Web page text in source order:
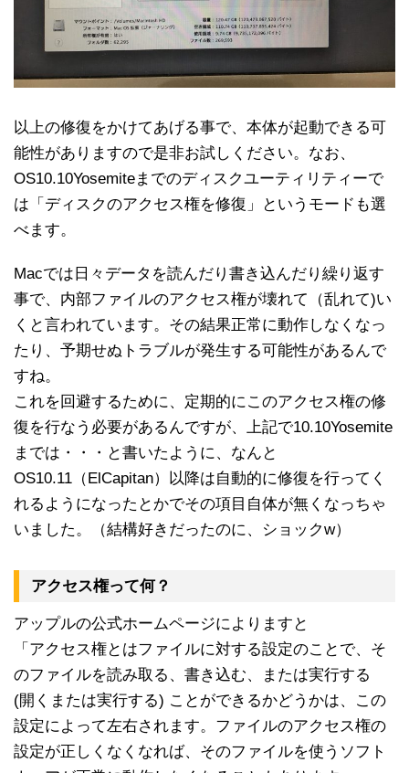
以上の修復をかけてあげる事で、本体が起動できる可
能性がありますので是非お試しください。なお、
OS10.10Yosemiteまでのディスクユーティリティーで
は「ディスクのアクセス権を修復」というモードも選
べます。
Macでは日々データを読んだり書き込んだり繰り返す
事で、内部ファイルのアクセス権が壊れて（乱れて)い
くと言われています。その結果正常に動作しなくなっ
たり、予期せぬトラブルが発生する可能性があるんで
すね。
これを回避するために、定期的にこのアクセス権の修
復を行なう必要があるんですが、上記で10.10Yosemite
までは・・・と書いたように、なんと
OS10.11（ElCapitan）以降は自動的に修復を行ってく
れるようになったとかでその項目自体が無くなっちゃ
いました。（結構好きだったのに、ショックw）
アクセス権って何？
アップルの公式ホームページによりますと
「アクセス権とはファイルに対する設定のことで、そ
のファイルを読み取る、書き込む、または実行する
(開くまたは実行する) ことができるかどうかは、この
設定によって左右されます。ファイルのアクセス権の
設定が正しくなくなれば、そのファイルを使うソフト